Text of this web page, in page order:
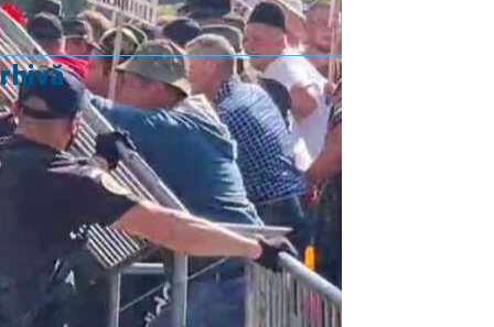
decembrie 2023
Ma Mi V S D
1 2
3
5 6 7 8
10
11
13 14 16
17